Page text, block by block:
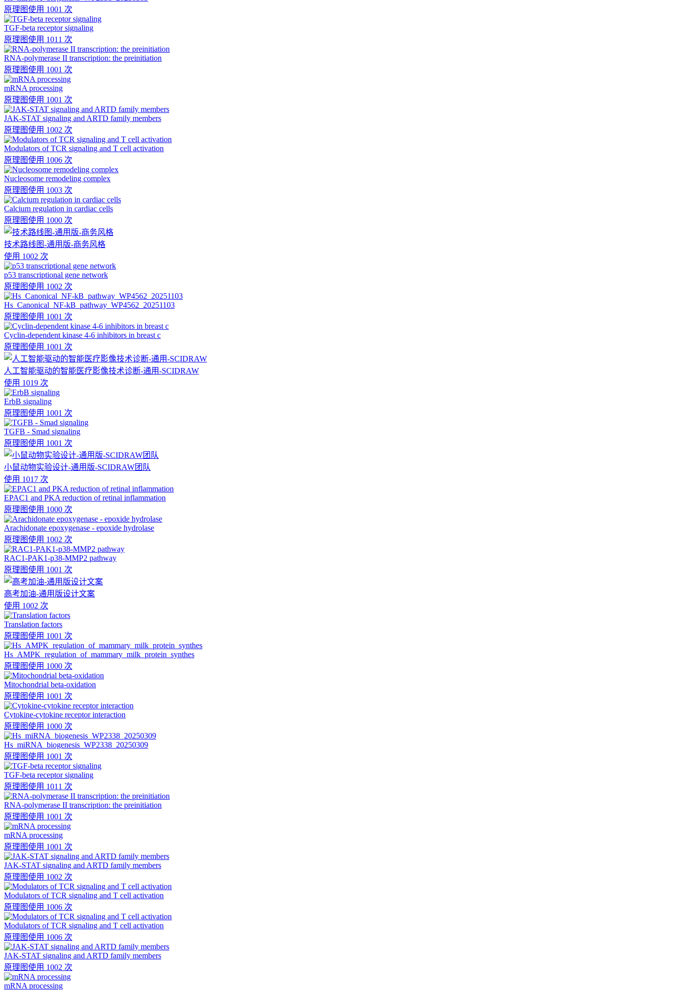
原理图使用 1001 次
TGF-beta receptor signaling
原理图使用 1011 次
RNA-polymerase II transcription: the preinitiation
原理图使用 1001 次
mRNA processing
原理图使用 1001 次
JAK-STAT signaling and ARTD family members
原理图使用 1002 次
Modulators of TCR signaling and T cell activation
原理图使用 1006 次
Nucleosome remodeling complex
原理图使用 1003 次
Calcium regulation in cardiac cells
原理图使用 1000 次
技术路线图-通用版-商务风格
使用 1002 次
p53 transcriptional gene network
原理图使用 1002 次
Hs_Canonical_NF-kB_pathway_WP4562_20251103
原理图使用 1001 次
Cyclin-dependent kinase 4-6 inhibitors in breast c
原理图使用 1001 次
人工智能驱动的智能医疗影像技术诊断-通用-SCIDRAW
使用 1019 次
ErbB signaling
原理图使用 1001 次
TGFB - Smad signaling
原理图使用 1001 次
小鼠动物实验设计-通用版-SCIDRAW团队
使用 1017 次
EPAC1 and PKA reduction of retinal inflammation
原理图使用 1000 次
Arachidonate epoxygenase - epoxide hydrolase
原理图使用 1002 次
RAC1-PAK1-p38-MMP2 pathway
原理图使用 1001 次
高考加油-通用版设计文案
使用 1002 次
Translation factors
原理图使用 1001 次
Hs_AMPK_regulation_of_mammary_milk_protein_synthes
原理图使用 1000 次
Mitochondrial beta-oxidation
原理图使用 1001 次
Cytokine-cytokine receptor interaction
原理图使用 1000 次
Hs_miRNA_biogenesis_WP2338_20250309
原理图使用 1001 次
TGF-beta receptor signaling
原理图使用 1011 次
RNA-polymerase II transcription: the preinitiation
原理图使用 1001 次
mRNA processing
原理图使用 1001 次
JAK-STAT signaling and ARTD family members
原理图使用 1002 次
Modulators of TCR signaling and T cell activation
原理图使用 1006 次
Modulators of TCR signaling and T cell activation
原理图使用 1006 次
JAK-STAT signaling and ARTD family members
原理图使用 1002 次
mRNA processing